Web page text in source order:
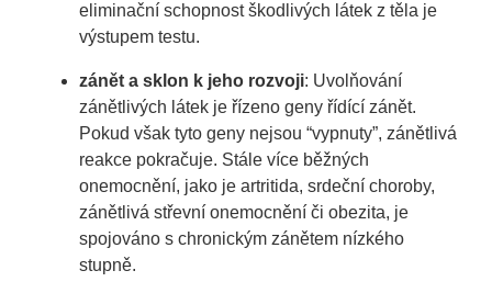
eliminační schopnost škodlivých látek z těla je
výstupem testu.
zánět a sklon k jeho rozvoji: Uvolňování
zánětlivých látek je řízeno geny řídící zánět.
Pokud však tyto geny nejsou “vypnuty”, zánětlivá
reakce pokračuje. Stále více běžných
onemocnění, jako je artritida, srdeční choroby,
zánětlivá střevní onemocnění či obezita, je
spojováno s chronickým zánětem nízkého
stupně.